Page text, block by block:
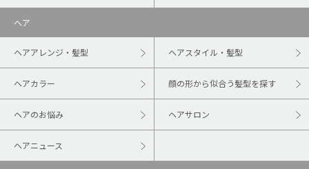
ヘア
ヘアアレンジ・髪型 ヘアスタイル・髪型
ヘアカラー 顔の形から似合う髪型を探す
ヘアのお悩み ヘアサロン
ヘアニュース